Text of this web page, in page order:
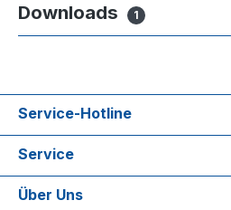
Downloads
1
Service-Hotline
Service
Über Uns